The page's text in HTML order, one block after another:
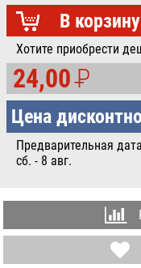
УБ.
В корзину
Хотите приобрести
24,00P
УБ.
Цена
Предварительная
сб. - 8 авг.